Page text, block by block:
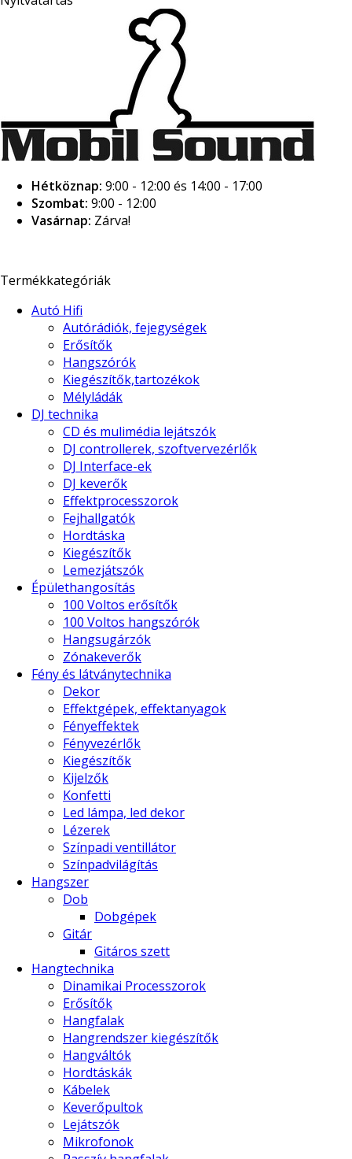
Hétköznap: 9:00 - 12:00 és 14:00 - 17:00
Szombat: 9:00 - 12:00
Vasárnap: Zárva!
Termékkategóriák
Autó Hifi
Autórádiók, fejegységek
Erősítők
Hangszórók
Kiegészítők,tartozékok
Mélyládák
DJ technika
CD és mulimédia lejátszók
DJ controllerek, szoftvervezérlők
DJ Interface-ek
DJ keverők
Effektprocesszorok
Fejhallgatók
Hordtáska
Kiegészítők
Lemezjátszók
Épülethangosítás
100 Voltos erősítők
100 Voltos hangszórók
Hangsugárzók
Zónakeverők
Fény és látványtechnika
Dekor
Effektgépek, effektanyagok
Fényeffektek
Fényvezérlők
Kiegészítők
Kijelzők
Konfetti
Led lámpa, led dekor
Lézerek
Színpadi ventillátor
Színpadvilágítás
Hangszer
Dob
Dobgépek
Gitár
Gitáros szett
Hangtechnika
Dinamikai Processzorok
Erősítők
Hangfalak
Hangrendszer kiegészítők
Hangváltók
Hordtáskák
Kábelek
Keverőpultok
Lejátszók
Mikrofonok